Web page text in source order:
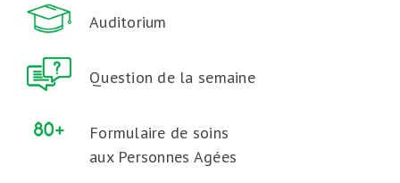
Auditorium
Question de la semaine
Formulaire de soins
aux Personnes Agées